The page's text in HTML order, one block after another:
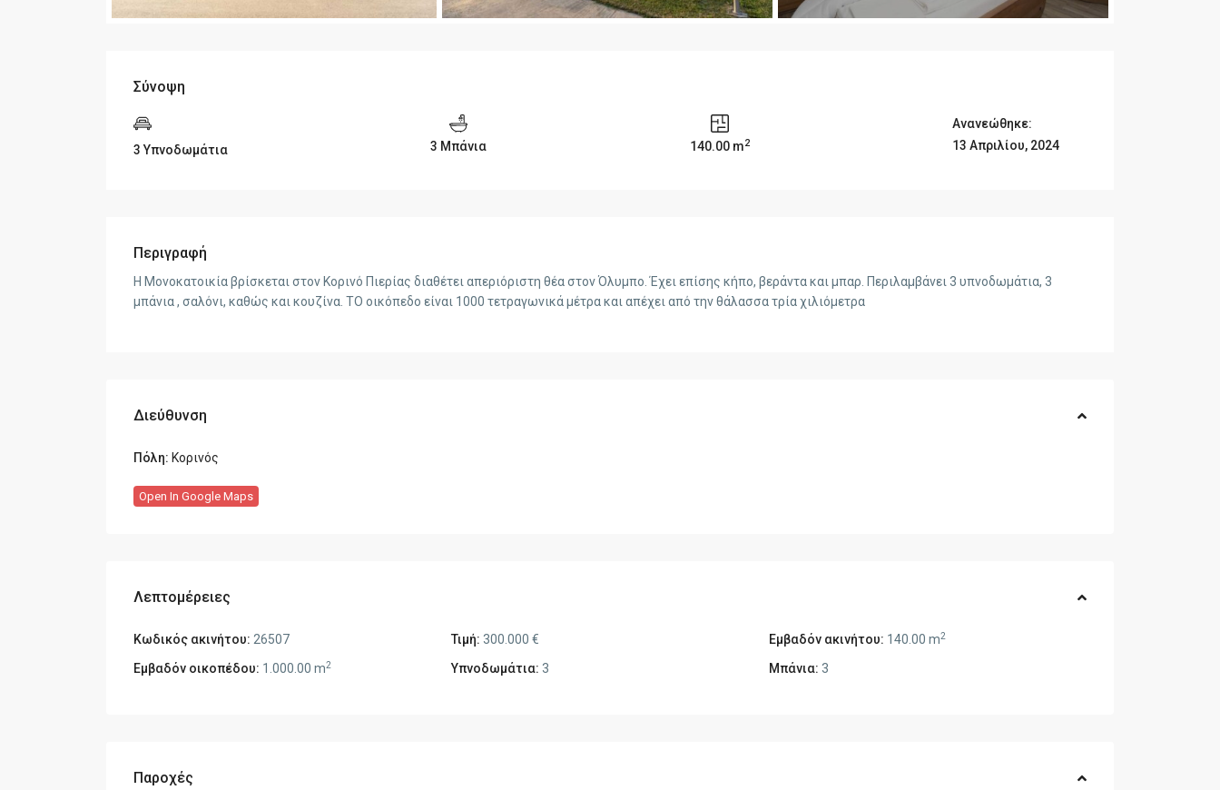
Σύνοψη
3 Υπνοδωμάτια 3 Μπάνια 140.00 m2
Ανανεώθηκε:
13 Απριλίου, 2024
Περιγραφή
Η Μονοκατοικία βρίσκεται στον Κορινό Πιερίας διαθέτει απεριόριστη θέα στον Όλυμπο. Έχει επίσης κήπο, βεράντα και μπαρ. Περιλαμβάνει 3 υπνοδωμάτια, 3
μπάνια , σαλόνι, καθώς και κουζίνα. ΤΟ οικόπεδο είναι 1000 τετραγωνικά μέτρα και απέχει από την θάλασσα τρία χιλιόμετρα
Διεύθυνση
Πόλη: Κορινός
Open In Google Maps
Λεπτομέρειες
Κωδικός ακινήτου: 26507 Τιμή: 300.000 € Εμβαδόν ακινήτου: 140.00 m2
Εμβαδόν οικοπέδου: 1.000.00 m2 Υπνοδωμάτια: 3 Μπάνια: 3
Παροχές